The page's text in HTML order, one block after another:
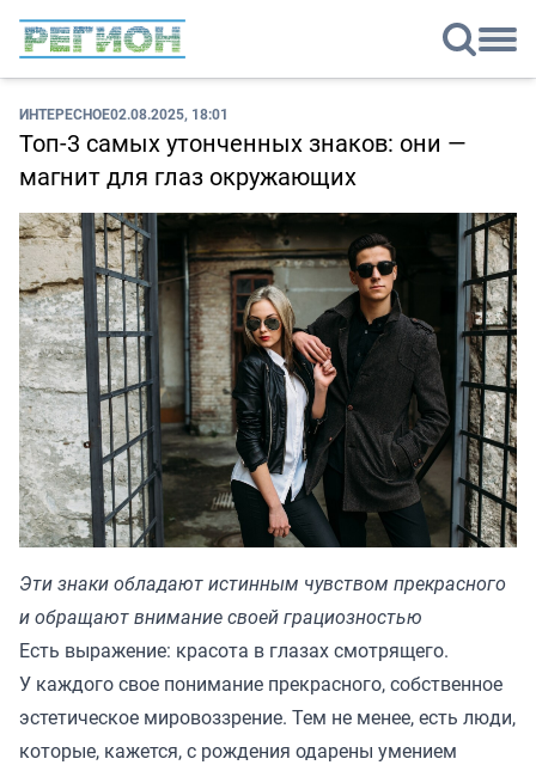
ИНТЕРЕСНОЕ02.08.2025, 18:01
Топ-3 самых утонченных знаков: они —
магнит для глаз окружающих
Эти знаки обладают истинным чувством прекрасного
и обращают внимание своей грациозностью
Есть выражение: красота в глазах смотрящего.
У каждого свое понимание прекрасного, собственное
эстетическое мировоззрение. Тем не менее, есть люди,
которые, кажется, с рождения одарены умением